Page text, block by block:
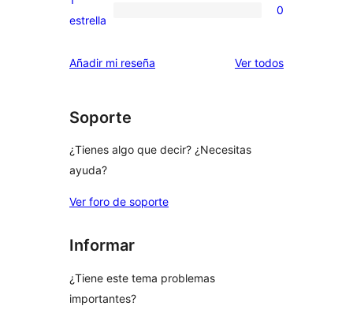
de
estrellas
0
de
estrella
0
Añadir mi reseña Ver todoslos
Soporte
¿Tienes algo que decir? ¿Necesitas
ayuda?
Ver foro de soporte
Informar
¿Tiene este tema problemas
importantes?